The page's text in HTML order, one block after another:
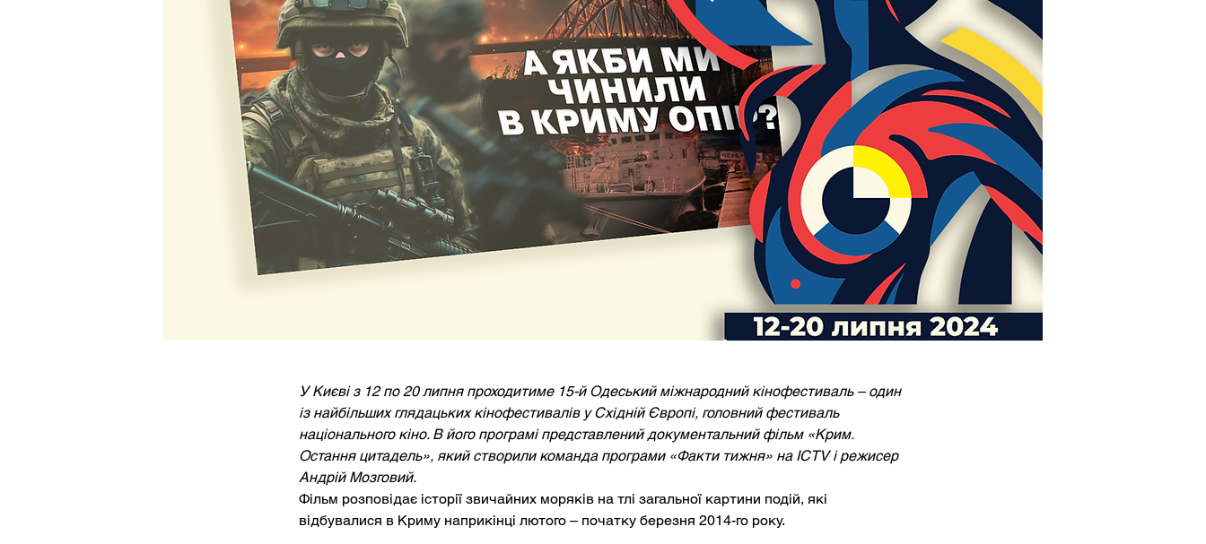
У Києві з 12 по 20 липня проходитиме 15-й Одеський міжнародний кінофестиваль – один
із найбільших глядацьких кінофестивалів у Східній Європі, головний фестиваль
національного кіно. В його програмі представлений документальний фільм «Крим.
Остання цитадель», який створили команда програми «Факти тижня» на ICTV і режисер
Андрій Мозговий.
Фільм розповідає історії звичайних моряків на тлі загальної картини подій, які
відбувалися в Криму наприкінці лютого – початку березня 2014-го року.